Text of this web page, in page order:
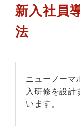
新入社員
法
ニューノーマ
入研修を設計
います。